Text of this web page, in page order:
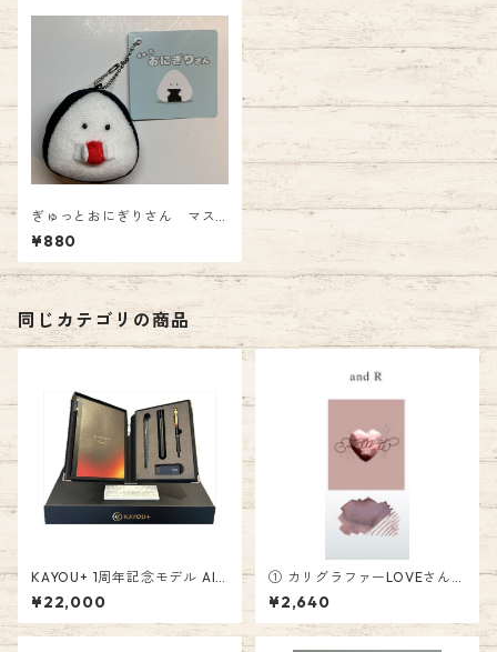
ぎゅっとおにぎりさん マス
コット うめ 880円
¥880
同じカテゴリの商品
KAYOU+ 1周年記念モデル AIM
VISION Edition001「KOHAK
U -琥珀-」
¥22,000
① カリグラファーLOVEさん監
修 ペンとインクと万年筆の
店 樂さんインク Fountain P
en Ink
¥2,640